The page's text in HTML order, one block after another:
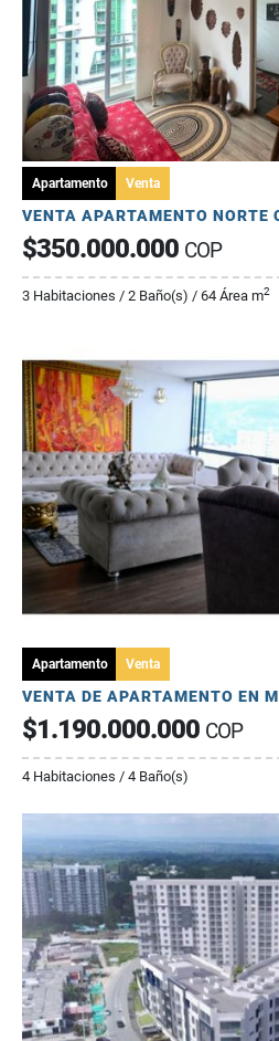
Apartamento Venta
VENTA APARTAMENTO NORTE
$350.000.000 COP
3 Habitaciones / 2 Baño(s) / 64 Área m2
Apartamento Venta
$1.190.000.000 COP
4 Habitaciones / 4 Baño(s)